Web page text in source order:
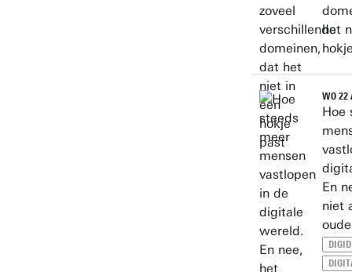
het
WO 22
Hoe
En
niet
DIGID